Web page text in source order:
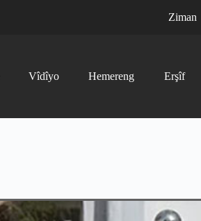
Ziman
Vîdîyo Hemereng Erşîf